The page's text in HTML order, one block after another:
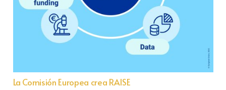
La Comisión Europea crea RAISE